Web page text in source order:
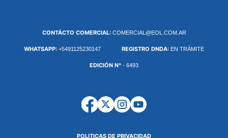
CONTÁCTO COMERCIAL: COMERCIAL@EOL.COM.AR
WHATSAPP: +5491125230147 REGISTRO DNDA: EN TRÁMITE
EDICIÓN Nº - 6493
POLITICAS DE PRIVACIDAD